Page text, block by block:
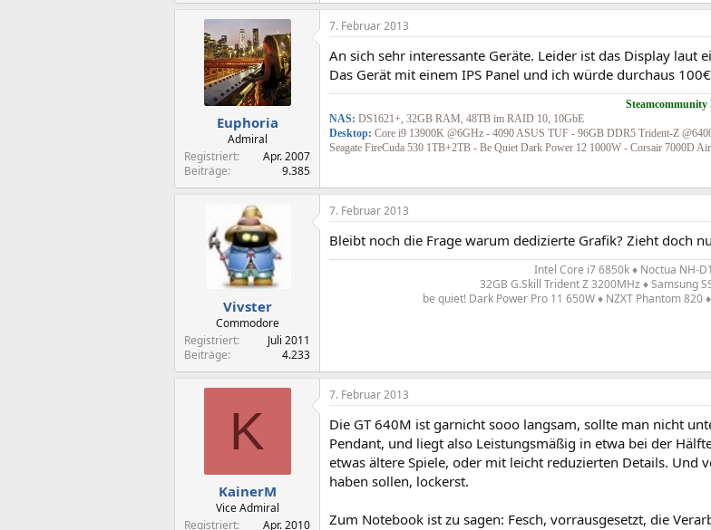
Euphoria
Admiral
Registriert
Apr. 2007
Beiträge
9.385
7. Februar 2013
An sich sehr interessante Geräte. Leider ist das Display laut
Das Gerät mit einem IPS Panel und ich würde durchaus
Steamcommunity
NAS: DS1621+, 32GB RAM, 48TB im RAID 10, 10GbE
Desktop: Core i9 13900K @6GHz - 4090 ASUS TUF - 96GB DDR5 Trident-Z
Seagate FireCuda 530 1TB+2TB - Be Quiet Dark Power 12 1000W - Corsair 7000D
Vivster
Commodore
Registriert
Juli 2011
Beiträge
4.233
7. Februar 2013
Bleibt noch die Frage warum dedizierte Grafik? Zieht doch
Intel Core i7 6850k ♦ Noctua NH-
32GB G.Skill Trident Z 3200MHz ♦ Samsung
be quiet! Dark Power Pro 11 650W ♦ NZXT Phantom 820
K
KainerM
Vice Admiral
Registriert
Apr. 2010
7. Februar 2013
Die GT 640M ist garnicht sooo langsam, sollte man nicht
Pendant, und liegt also Leistungsmäßig in etwa bei der
etwas ältere Spiele, oder mit leicht reduzierten Details. Und
haben sollen, lockerst.
Zum Notebook ist zu sagen: Fesch, vorrausgesetzt, die